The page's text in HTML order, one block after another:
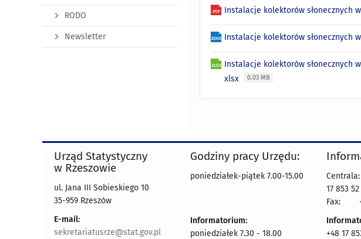
Instalacje kolektorów słonecznych
Instalacje kolektorów słonecznych
Instalacje kolektorów słonecznych
xlsx
0.03 MB
RODO
Newsletter
Urząd Statystyczny
w Rzeszowie
ul. Jana III Sobieskiego 10
35-959 Rzeszów
E-mail:
sekretariatusrze@stat.gov.pl
Godziny pracy Urzędu:
poniedziałek-piątek 7.00-15.00
Informatorium:
poniedziałek 7.30 - 18.00
Centrala:
17 853 52
Fax:
+48 17